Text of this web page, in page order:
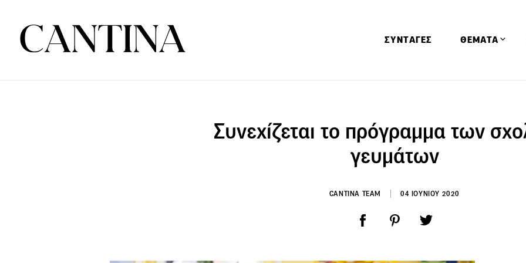
ΣΥΝΤΑΓΕΣ ΘΕΜΑΤΑ
Ειδήσεις
Συνεχίζεται το πρόγραμμα των
γευμάτων
CANTINA TEAM 04 ΙΟΥΝΙΟΥ 2020